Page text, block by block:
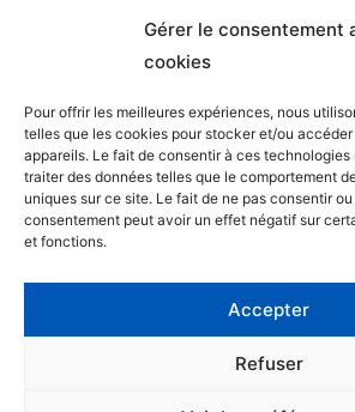
Gérer le consentement
cookies
Pour offrir les meilleures expériences, nous
telles que les cookies pour stocker et/ou
appareils. Le fait de consentir à ces technologies
traiter des données telles que le comportement
uniques sur ce site. Le fait de ne pas consentir
consentement peut avoir un effet négatif sur
et fonctions.
Accepter
Refuser
Mentions légales
Politique de confidentialité